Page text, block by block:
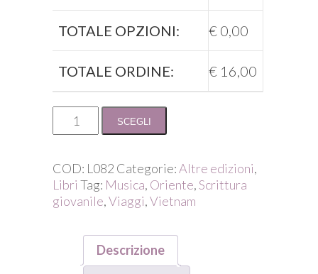
TOTALE OPZIONI: € 0,00
TOTALE ORDINE: € 16,00
Daniela
Santerini
Choi-
oi!
quantità
SCEGLI
COD: L082 Categorie:Altre edizioni,
Libri Tag: Musica, Oriente,Scrittura
giovanile,Viaggi,Vietnam
Descrizione